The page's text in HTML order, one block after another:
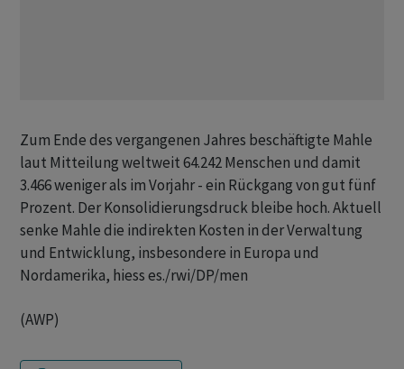
Zum Ende des vergangenen Jahres beschäftigte Mahle
laut Mitteilung weltweit 64.242 Menschen und damit
3.466 weniger als im Vorjahr - ein Rückgang von gut fünf
Prozent. Der Konsolidierungsdruck bleibe hoch. Aktuell
senke Mahle die indirekten Kosten in der Verwaltung
und Entwicklung, insbesondere in Europa und
Nordamerika, hiess es./rwi/DP/men
(AWP)